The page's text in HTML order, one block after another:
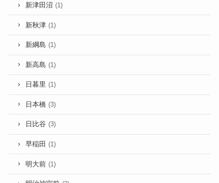
新津田沼 (1)
新秋津 (1)
新綱島 (1)
新高島 (1)
日暮里 (1)
日本橋 (3)
日比谷 (3)
早稲田 (1)
明大前 (1)